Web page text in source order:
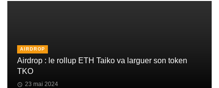
AIRDROP
Airdrop : le rollup ETH Taiko va larguer son token
TKO
23 mai 2024